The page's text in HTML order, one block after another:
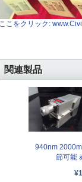
ここをクリック:
関連製品
940nm
節可能